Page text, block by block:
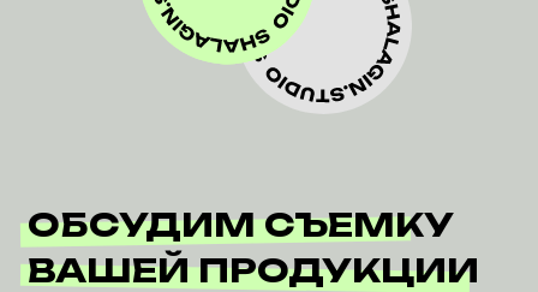
ОБСУДИТЬ СЪЕМКУ